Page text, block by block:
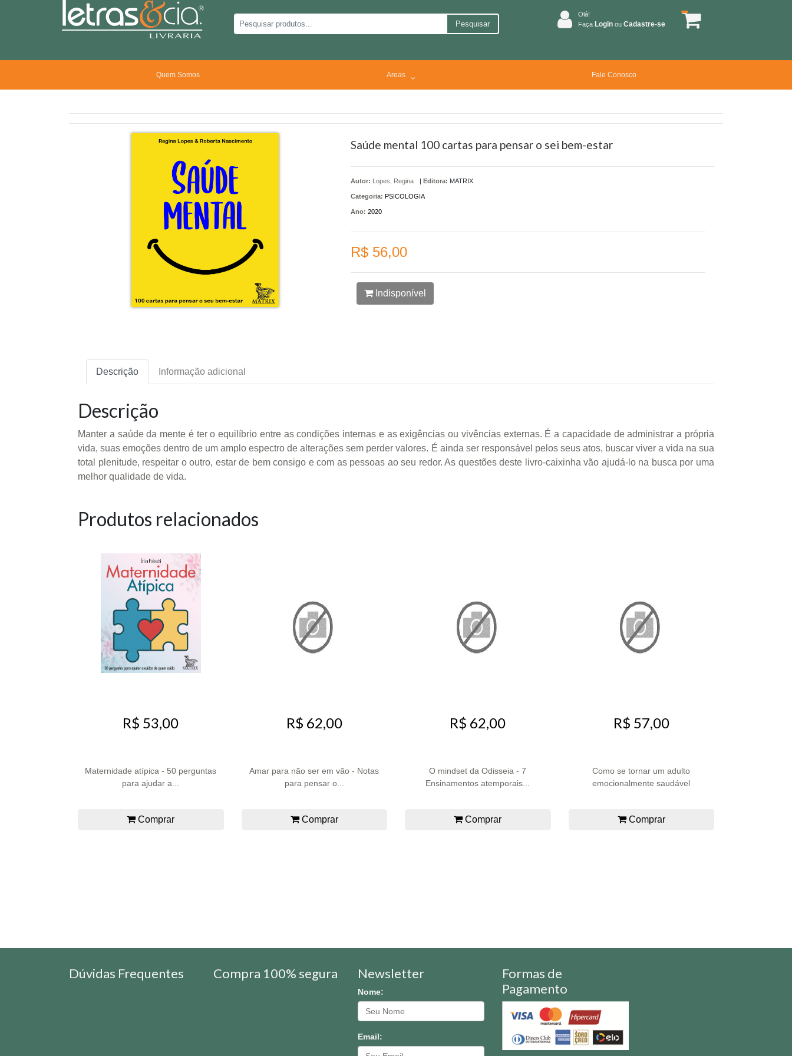
Pesquisar
Olá!
Faça Login ou Cadastre-se
Quem Somos Areas Fale Conosco
Saúde mental 100 cartas para pensar o sei bem-estar
Autor: Lopes, Regina | Editora: MATRIX
Categoria: PSICOLOGIA
Ano: 2020
R$ 56,00
Indisponível
Descrição Informação adicional
Descrição
Manter a saúde da mente é ter o equilíbrio entre as condições internas e as exigências ou vivências externas. É a capacidade de administrar a própria
vida, suas emoções dentro de um amplo espectro de alterações sem perder valores. É ainda ser responsável pelos seus atos, buscar viver a vida na sua
total plenitude, respeitar o outro, estar de bem consigo e com as pessoas ao seu redor. As questões deste livro-caixinha vão ajudá-lo na busca por uma
melhor qualidade de vida.
Produtos relacionados
R$ 53,00
Maternidade atípica - 50 perguntas
para ajudar a...
Comprar
R$ 62,00
Amar para não ser em vão - Notas
para pensar o...
Comprar
R$ 62,00
O mindset da Odisseia - 7
Ensinamentos atemporais...
Comprar
R$ 57,00
Como se tornar um adulto
emocionalmente saudável
Comprar
Dúvidas Frequentes Compra 100% segura Newsletter
Nome:
Email:
Formas de
Pagamento